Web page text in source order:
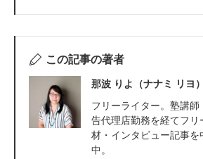
この記事の著者
那波 りよ（ナナミ リヨ）
フリーライター。塾講
告代理店勤務を経てフリ
材・インタビュー記事
中。